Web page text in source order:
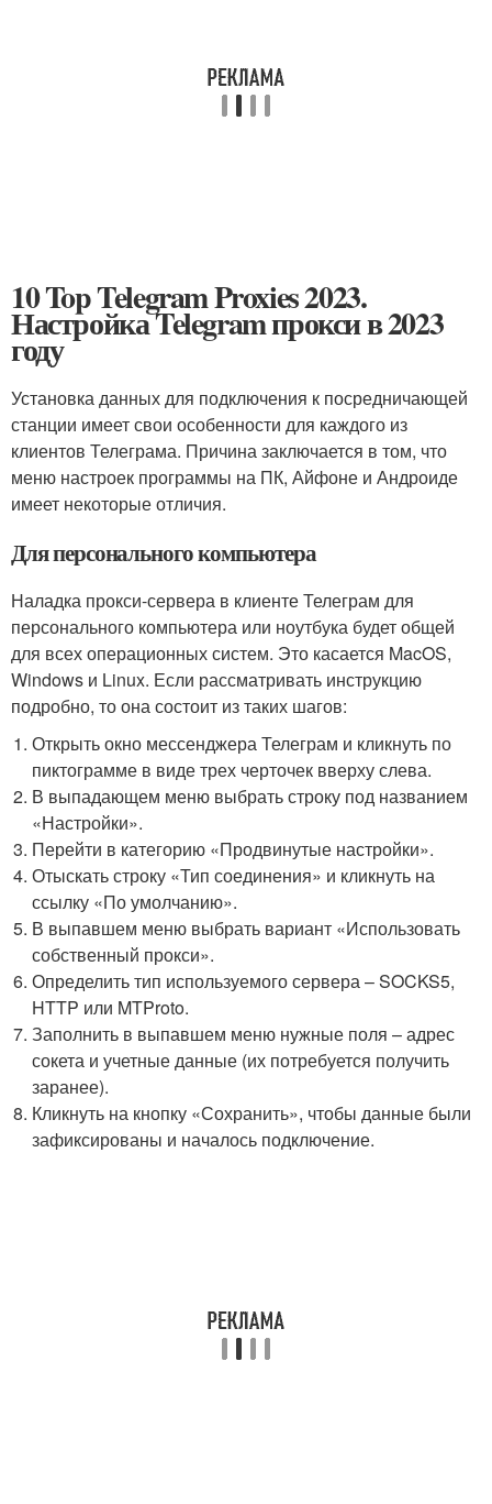
10 Top Telegram Proxies 2023.
Настройка Telegram прокси в 2023
году
Установка данных для подключения к посредничающей
станции имеет свои особенности для каждого из
клиентов Телеграма. Причина заключается в том, что
меню настроек программы на ПК, Айфоне и Андроиде
имеет некоторые отличия.
Для персонального компьютера
Наладка прокси-сервера в клиенте Телеграм для
персонального компьютера или ноутбука будет общей
для всех операционных систем. Это касается MacOS,
Windows и Linux. Если рассматривать инструкцию
подробно, то она состоит из таких шагов:
Открыть окно мессенджера Телеграм и кликнуть по
пиктограмме в виде трех черточек вверху слева.
В выпадающем меню выбрать строку под названием
«Настройки».
Перейти в категорию «Продвинутые настройки».
Отыскать строку «Тип соединения» и кликнуть на
ссылку «По умолчанию».
В выпавшем меню выбрать вариант «Использовать
собственный прокси».
Определить тип используемого сервера – SOCKS5,
HTTP или MTProto.
Заполнить в выпавшем меню нужные поля – адрес
сокета и учетные данные (их потребуется получить
заранее).
Кликнуть на кнопку «Сохранить», чтобы данные были
зафиксированы и началось подключение.